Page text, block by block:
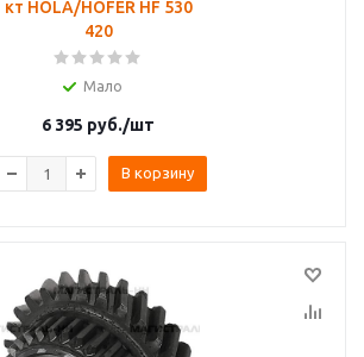
кт HOLA/HOFER HF 530
420
Мало
6 395 руб./шт
В корзину